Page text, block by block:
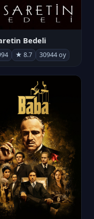
Bedeli
★ 8.7 30944 oy